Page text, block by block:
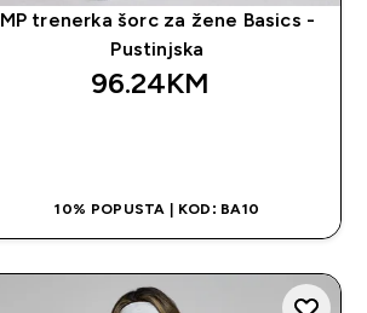
MP trenerka šorc za žene Basics -
Pustinjska
96.24KM‎
10% POPUSTA | KOD: BA10